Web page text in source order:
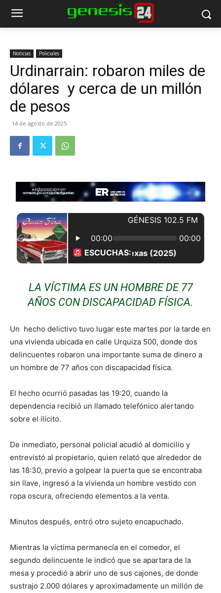
Noticias Policiales
Urdinarrain: robaron miles de
dólares y cerca de un millón
de pesos
14 de agosto de 2025
LA VÍCTIMA ES UN HOMBRE DE 77
AÑOS CON DISCAPACIDAD FÍSICA.
Un hecho delictivo tuvo lugar este martes por la tarde en
una vivienda ubicada en calle Urquiza 500, donde dos
delincuentes robaron una importante suma de dinero a
un hombre de 77 años con discapacidad física.
El hecho ocurrió pasadas las 19:20, cuando la
dependencia recibió un llamado telefónico alertando
sobre el ilícito.
De inmediato, personal policial acudió al domicilio y
entrevistó al propietario, quien relató que alrededor de
las 18:30, previo a golpear la puerta que se encontraba
sin llave, ingresó a la vivienda un hombre vestido con
ropa oscura, ofreciendo elementos a la venta.
Minutos después, entró otro sujeto encapuchado.
Mientras la víctima permanecía en el comedor, el
segundo delincuente le indicó que se apartara de la
mesa y procedió a abrir uno de sus cajones, de donde
sustrajo 2.000 dólares y aproximadamente un millón de